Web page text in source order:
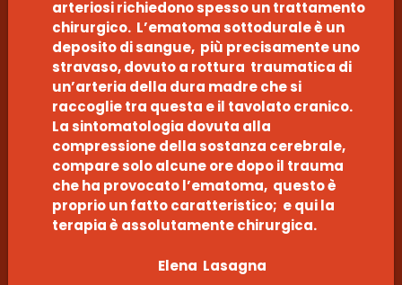
arteriosi richiedono spesso un trattamento
chirurgico. L’ematoma sottodurale è un
deposito di sangue, più precisamente uno
stravaso, dovuto a rottura traumatica di
un’arteria della dura madre che si
raccoglie tra questa e il tavolato cranico.
La sintomatologia dovuta alla
compressione della sostanza cerebrale,
compare solo alcune ore dopo il trauma
che ha provocato l’ematoma, questo è
proprio un fatto caratteristico; e qui la
terapia è assolutamente chirurgica.
Elena Lasagna